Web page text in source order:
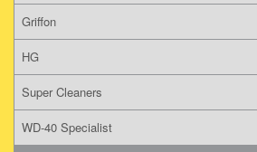
Griffon
HG
Super Cleaners
WD-40 Specialist